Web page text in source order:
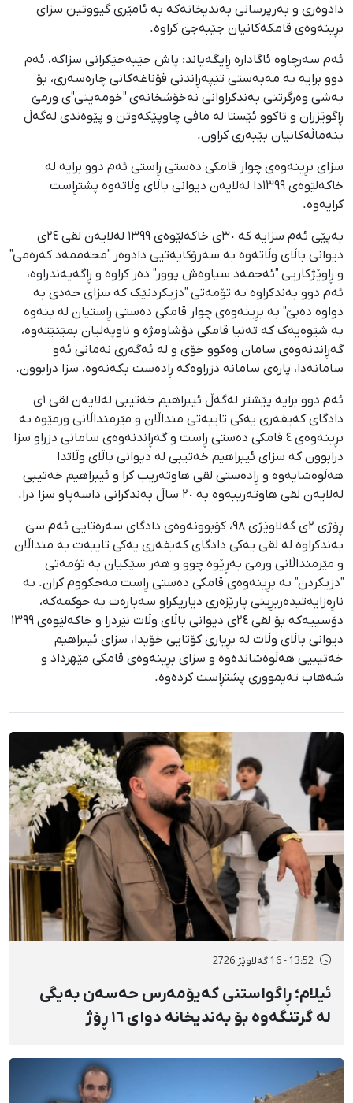
دادوەری و بەرپرسانی بەندیخانەکە بە ئامێری گیووتین سزای
بڕینەوەی قامکەکانیان جێبەجێ کراوە.
ئەم سەرچاوە ئاگادارە ڕایگەیاند: پاش جێبەجێکرانی سزاکە، ئەم
دوو برایە بە مەبەستی تێپەڕاندنی قۆناغەکانی چارەسەری، بۆ
بەشی وەرگرتنی بەندکراوانی نەخۆشخانەی "خومەینی"ی ورمێ
ڕاگوێزران و تاکوو ئێستا لە مافی چاوپێکەوتن و پێوەندی لەگەڵ
بنەماڵەکانیان بێبەری کراون.
سزای بڕینەوەی چوار قامکی دەستی ڕاستی ئەم دوو برایە لە
خاکەلێوەی ١٣٩٩دا لەلایەن دیوانی باڵای وڵاتەوە پشتڕاست
کرایەوە.
بەپێی ئەم سزایە کە ٣٠ی خاکەلێوەی ١٣٩٩ لەلایەن لقی ٢٤ی
دیوانی باڵای وڵاتەوە بە سەرۆکایەتیی دادوەر "محەممەد کەرەمی"
و ڕاوێژکاریی "ئەحمەد سیاوەش پوور" دەر کراوە و ڕاگەیەندراوە،
ئەم دوو بەندکراوە بە تۆمەتی "دزیکردنێک کە سزای حەدی بە
دواوە دەبێ" بە بڕینەوەی چوار قامکی دەستی ڕاستیان لە بنەوە
بە شێوەیەک کە تەنیا قامکی دۆشاومژە و ناوپەلیان بمێنێتەوە،
گەڕاندنەوەی سامان وەکوو خۆی و لە ئەگەری نەمانی ئەو
سامانەدا، پارەی سامانە دزراوەکە ڕادەست بکەنەوە، سزا درابوون.
ئەم دوو برایە پێشتر لەگەڵ ئیبراهیم خەتیبی لەلایەن لقی ١ی
دادگای کەیفەری یەکی تایبەتی منداڵان و مێرمنداڵانی ورمێوە بە
بڕینەوەی ٤ قامکی دەستی ڕاست و گەڕاندنەوەی سامانی دزراو سزا
درابوون کە سزای ئیبراهیم خەتیبی لە دیوانی باڵای وڵاتدا
هەڵوەشایەوە و ڕادەستی لقی هاوتەریب کرا و ئیبراهیم خەتیبی
لەلایەن لقی هاوتەریبەوە بە ٢٠ ساڵ بەندکرانی داسەپاو سزا درا.
ڕۆژی ٢ی گەلاوێژی ٩٨، کۆبوونەوەی دادگای سەرەتایی ئەم سێ
بەندکراوە لە لقی یەکی دادگای کەیفەری یەکی تایبەت بە منداڵان
و مێرمنداڵانی ورمێ بەڕێوە چوو و هەر سێکیان بە تۆمەتی
"دزیکردن" بە بڕینەوەی قامکی دەستی ڕاست مەحکووم کران. بە
ناڕەزایەتیدەربڕینی پارێزەری دیاریکراو سەبارەت بە حوکمەکە،
دۆسییەکە بۆ لقی ٢٤ی دیوانی باڵای وڵات نێردرا و خاکەلێوەی ١٣٩٩
دیوانی باڵای وڵات لە بڕیاری کۆتایی خۆیدا، سزای ئیبراهیم
خەتیبیی هەڵوەشاندەوە و سزای بڕینەوەی قامکی مێهرداد و
شەهاب تەیمووری پشتڕاست کردەوە.
13:52 - 16 گەلاوێژ 2726
ئیلام؛ ڕاگواستنی کەیۆمەرس حەسەن بەیگی
لە گرتنگەوە بۆ بەندیخانە دوای ١٦ ڕۆژ